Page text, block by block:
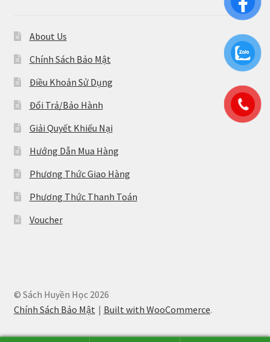
About Us
Chính Sách Bảo Mật
Điều Khoản Sử Dụng
Đổi Trả/Bảo Hành
Giải Quyết Khiếu Nại
Hướng Dẫn Mua Hàng
Phương Thức Giao Hàng
Phương Thức Thanh Toán
Voucher
© Sách Huyền Học 2026
Chính Sách Bảo Mật
Built with WooCommerce.